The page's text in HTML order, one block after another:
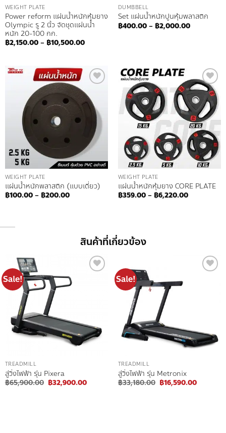
WEIGHT PLATE
Power reform แผ่นน้ำหนักหุ้มยาง
Olympic รู 2 นิ้ว จัดชุดแผ่นน้ำ
หนัก 20-100 กก.
฿2,150.00 – ฿10,500.00Price
฿10,500.00
DUMBBELL
Set แผ่นน้ำหนักปูนหุ้มพลาสติก
฿400.00 – ฿2,000.00Price
Add to
wishlist
WEIGHT PLATE
แผ่นน้ำหนักพลาสติก (แบบเดี่ยว)
฿100.00 – ฿200.00Price
Add to
wishlist
WEIGHT PLATE
แผ่นน้ำหนักหุ้มยาง CORE PLATE
฿359.00 – ฿6,220.00Price
สินค้าที่เกี่ยวข้อง
Sale!
TREADMILL
ลู่วิ่งไฟฟ้า รุ่น Pixera
฿65,900.00 Original
price
฿32,900.00Current
Sale!
TREADMILL
ลู่วิ่งไฟฟ้า รุ่น Metronix
฿33,180.00 Original
price
฿16,590.00Current